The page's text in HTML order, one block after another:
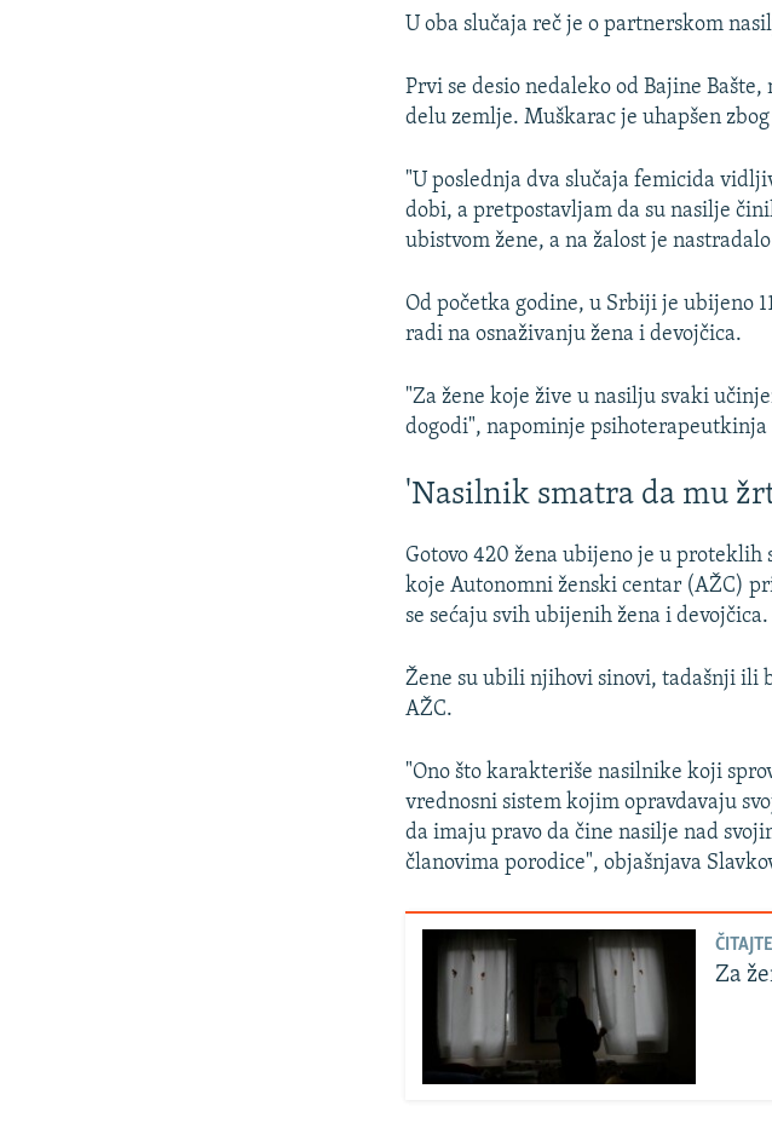
U oba slučaja reč je o partnerskom
Prvi se desio nedaleko od Bajine
delu zemlje. Muškarac je uhapšen
"U poslednja dva slučaja femicida
dobi, a pretpostavljam da su nasilje
ubistvom žene, a na žalost je
Od početka godine, u Srbiji je ubijeno
radi na osnaživanju žena i devojčica.
"Za žene koje žive u nasilju svaki
dogodi", napominje psihoterapeutkinja
'Nasilnik smatra da mu
Gotovo 420 žena ubijeno je u
koje Autonomni ženski centar (AŽC)
se sećaju svih ubijenih žena i devojčica.
Žene su ubili njihovi sinovi, tadašnji ili
AŽC.
"Ono što karakteriše nasilnike koji
vrednosni sistem kojim opravdavaju
da imaju pravo da čine nasilje nad
članovima porodice", objašnjava
Za